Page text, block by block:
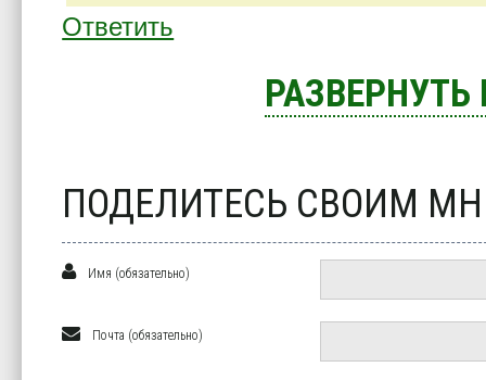
Ответить
ПОДЕЛИТЕСЬ СВОИМ
Имя (обязательно)
Почта (обязательно)